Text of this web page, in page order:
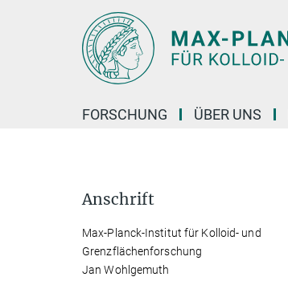
FORSCHUNG ÜBER UNS
Anschrift
Max-Planck-Institut für Kolloid- und
Grenzflächenforschung
Jan Wohlgemuth